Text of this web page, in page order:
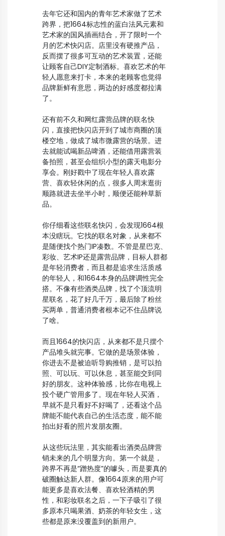
去年它还和国内的青年艺术家做了艺术
跨界，把1664标志性的蓝白法风元素和
艺术家的国风插画结合，开了限时一个
月的艺术快闪店。店里没有硬推产品，
反而摆了很多可互动的艺术装置，还能
让顾客自己DIY定制酒标。喜欢艺术的年
轻人愿意来打卡，本来的老顾客也觉得
品牌新鲜有意思，两边的好感度都拉满
了。
还有前不久和网红露营品牌的联名快
闪，直接把快闪店开到了城市商圈的顶
楼空地，做成了城市微露营的场景。进
去就能试喝新品啤酒，还能借用露营装
备拍照，甚至会组织小型的露天电影分
享会。刚好戳中了现在年轻人喜欢露
营、喜欢轻休闲的点，很多人周末逛街
顺路就进去坐半小时，顺便还能种草新
品。
你仔细看这些联名快闪，会发现1664根
本没瞎玩。它找的联名对象，从来都不
是随便找个热门IP凑数。不管是星巴克、
彩妆、艺术IP还是露营品牌，目标人群都
是年轻消费者，而且都是追求生活质感
的年轻人，和1664本身的品牌调性完全
搭。不像有些酒类品牌，找了个顶流明
星联名，花了好几千万，最后除了粉丝
买两单，普通消费者根本记不住品牌说
了啥。
而且1664的快闪店，从来都不是只摆个
产品堆头就完事。它做的是场景体验，
你进去不是被迫听导购推销，是可以拍
照、可以玩、可以休息，甚至能交到同
好的朋友。这种体验感，比你在电视上
投个硬广管用多了。现在年轻人买酒，
早就不是只看好不好喝了，还看这个品
牌能不能代表自己的生活态度，能不能
拍出好看的照片发朋友圈。
从这些玩法里，其实能看出酒类品牌营
销未来的几个明显方向。第一个就是，
跨界不再是“蹭热度”的噱头，而是要真的
破圈触达新人群。像1664原来的用户可
能更多是喜欢法餐、喜欢轻酒精的男
性，和彩妆联名之后，一下子吸引了很
多原本只喝果酒、奶茶的年轻女生，这
些都是原来没覆盖到的新用户。